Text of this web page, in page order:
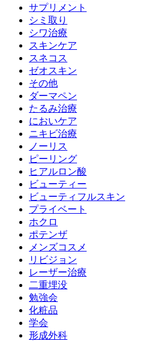
サプリメント
シミ取り
シワ治療
スキンケア
スネコス
ゼオスキン
その他
ダーマペン
たるみ治療
においケア
ニキビ治療
ノーリス
ピーリング
ヒアルロン酸
ビューティー
ビューティフルスキン
プライベート
ホクロ
ポテンザ
メンズコスメ
リビジョン
レーザー治療
二重埋没
勉強会
化粧品
学会
形成外科